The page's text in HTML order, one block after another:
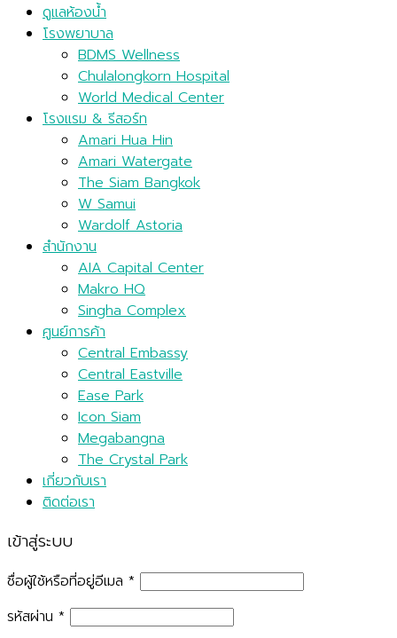
เดลานี่
ดูแลห้องน้ำ
โรงพยาบาล
BDMS Wellness
Chulalongkorn Hospital
World Medical Center
โรงแรม & รีสอร์ท
Amari Hua Hin
Amari Watergate
The Siam Bangkok
W Samui
Wardolf Astoria
สำนักงาน
AIA Capital Center
Makro HQ
Singha Complex
ศูนย์การค้า
Central Embassy
Central Eastville
Ease Park
Icon Siam
Megabangna
The Crystal Park
เกี่ยวกับเรา
ชื่อผู้ใช้หรือที่อยู่อีเมล*